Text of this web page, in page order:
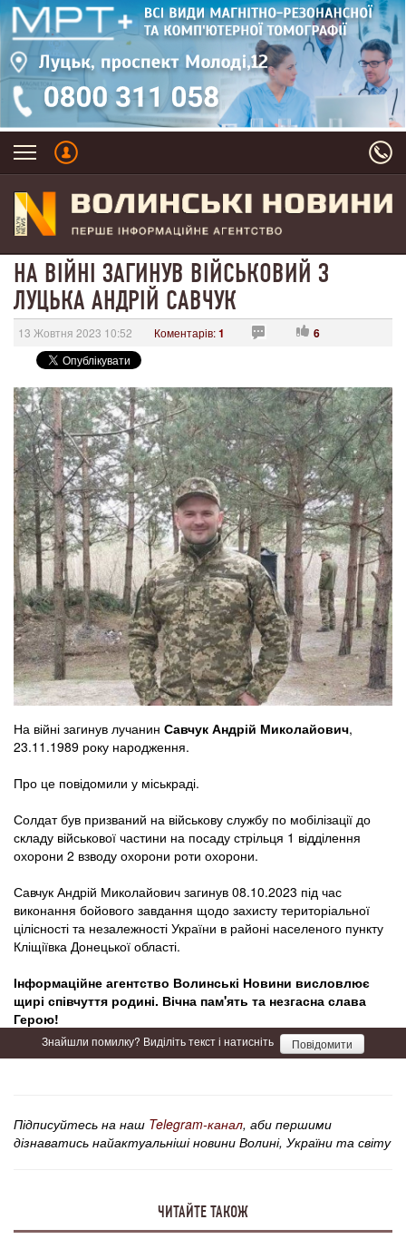
НА ВІЙНІ ЗАГИНУВ ВІЙСЬКОВИЙ З
ЛУЦЬКА АНДРІЙ САВЧУК
13 Жовтня 2023 10:52 Коментарів:1 6
На війні загинув лучанин Савчук Андрій Миколайович,
23.11.1989 року народження.
Про це повідомили у міськраді.
Солдат був призваний на військову службу по мобілізації до
складу військової частини на посаду стрільця 1 відділення
охорони 2 взводу охорони роти охорони.
Савчук Андрій Миколайович загинув 08.10.2023 під час
виконання бойового завдання щодо захисту територіальної
цілісності та незалежності України в районі населеного пункту
Кліщіївка Донецької області.
Інформаційне агентство Волинські Новини висловлює
щирі співчуття родині. Вічна пам'ять та незгасна слава
Герою!
Знайшли помилку? Виділіть текст і натисніть Повідомити
Підписуйтесь на наш Telegram-канал, аби першими
дізнаватись найактуальніші новини Волині, України та світу
ЧИТАЙТЕ ТАКОЖ